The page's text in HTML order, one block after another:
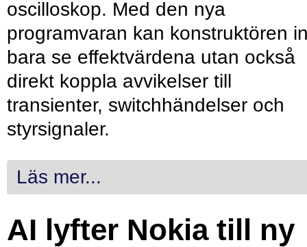
oscilloskop. Med den nya
programvaran kan konstruktören
bara se effektvärdena utan också
direkt koppla avvikelser till
transienter, switchhändelser och
styrsignaler.
Läs mer...
AI lyfter Nokia till ny